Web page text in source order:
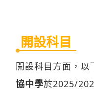
開設科目
開設科目方面，以
協中學於2025/